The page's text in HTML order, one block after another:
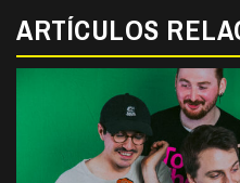
ARTÍCULOS